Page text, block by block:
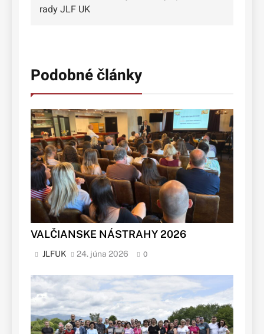
v
rady JLF UK
Podobné články
VALČIANSKE NÁSTRAHY 2026
JLFUK 24. júna 2026 0